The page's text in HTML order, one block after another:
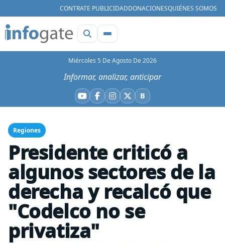
CONTRATE PUBLICIDADDONACIONESQUIÉNES SOMOS
Miércoles 5 De Agosto De 2026
Informar, analizar, anticipar
YouTube
Facebook
Instagram
X BBluesky
Regiones
Presidente criticó a
algunos sectores de la
derecha y recalcó que
"Codelco no se
privatiza"